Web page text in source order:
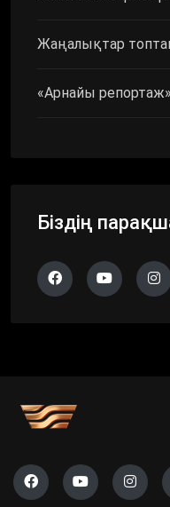
Жаңалықтар
«Арнайы репортаж»
Біздің